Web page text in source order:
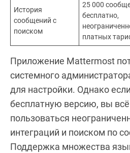
История
сообщений с
поиском
25 000
бесплатно,
платных
Приложение Mattermost
системного
для настройки. Однако
бесплатную версию, вы
пользоваться
интеграций и поиском по
Поддержка множества